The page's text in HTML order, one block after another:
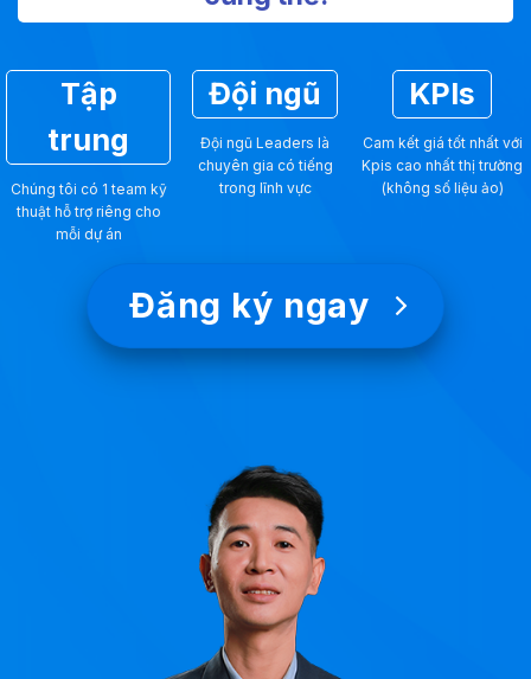
Tập
trung
Chúng tôi có 1 team kỹ
thuật hỗ trợ riêng cho
mỗi dự án
Đội ngũ
Đội ngũ Leaders là
chuyên gia có tiếng
trong lĩnh vực
KPIs
Cam kết giá tốt nhất với
Kpis cao nhất thị trường
(không số liệu ảo)
Đăng ký ngay